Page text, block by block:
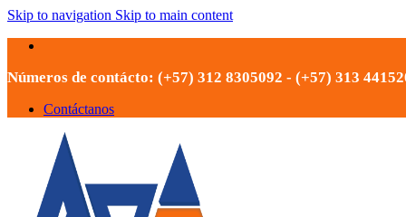
Skip to navigation Skip to main content
Números de contácto: (+57) 312 8305092 - (+57) 313
Contáctanos